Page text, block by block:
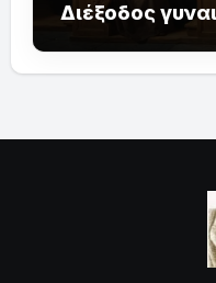
Διέξοδος